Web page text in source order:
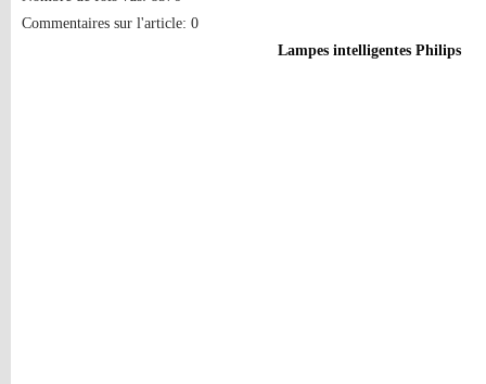
Commentaires sur l'article: 0
Lampes intelligentes Philips